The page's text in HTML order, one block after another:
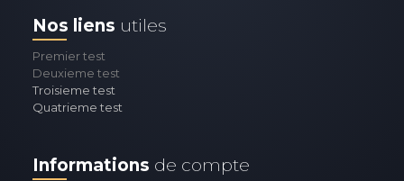
Nos liens utiles
Premier test
Deuxieme test
Troisieme test
Quatrieme test
Informations de compte